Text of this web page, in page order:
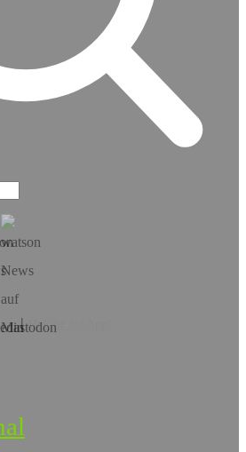
Hol dir die App!